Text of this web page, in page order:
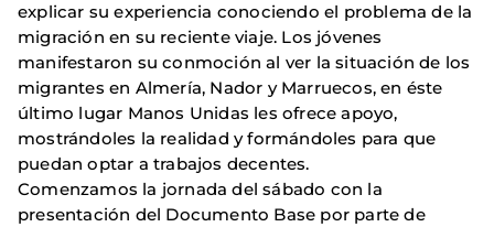
explicar su experiencia conociendo el problema de la
migración en su reciente viaje. Los jóvenes
manifestaron su conmoción al ver la situación de los
migrantes en Almería, Nador y Marruecos, en éste
último lugar Manos Unidas les ofrece apoyo,
mostrándoles la realidad y formándoles para que
puedan optar a trabajos decentes.
Comenzamos la jornada del sábado con la
presentación del Documento Base por parte de